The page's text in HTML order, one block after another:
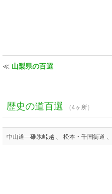
≪ 山梨県の百選
歴史の道百選 （4ヶ所）